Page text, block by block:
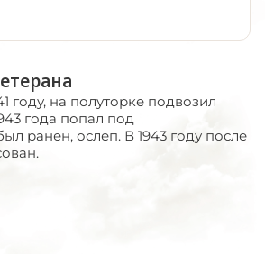
году, на полуторке подвозил
года попал под
ранен, ослеп. В 1943 году после